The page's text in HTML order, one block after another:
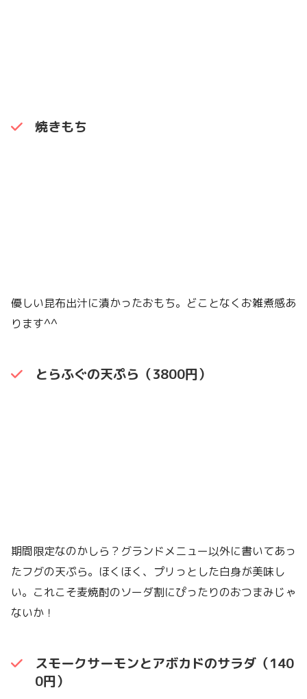
焼きもち
優しい昆布出汁に漬かったおもち。どことなくお雑煮感あ
ります^^
とらふぐの天ぷら（3800円）
期間限定なのかしら？グランドメニュー以外に書いてあっ
たフグの天ぷら。ほくほく、プリっとした白身が美味し
い。これこそ麦焼酎のソーダ割にぴったりのおつまみじゃ
ないか！
スモークサーモンとアボカドのサラダ（140
0円）